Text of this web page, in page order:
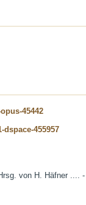
45442
455957
von H. Häfner ....